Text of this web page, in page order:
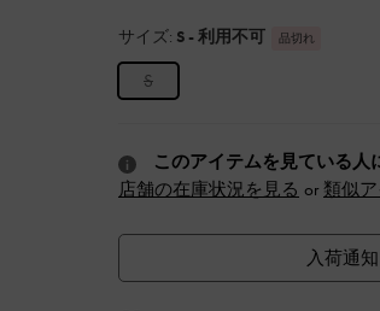
サイズ: S - 利用不可 品切れ
S
このアイテムを見ている人
店舗の在庫状況を見る or 類似
入荷通